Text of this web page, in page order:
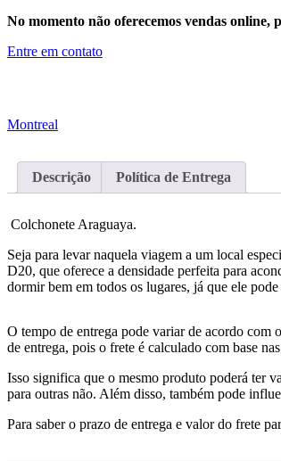
No momento não oferecemos vendas
Entre em contato
Montreal
Descrição Política de Entrega
Colchonete Araguaya.
Seja para levar naquela viagem a um local
D20, que oferece a densidade perfeita para
dormir bem em todos os lugares, já que ele
O tempo de entrega pode variar de acordo com
de entrega, pois o frete é calculado com base
Isso significa que o mesmo produto poderá ter
para outras não. Além disso, também pode
Para saber o prazo de entrega e valor do frete